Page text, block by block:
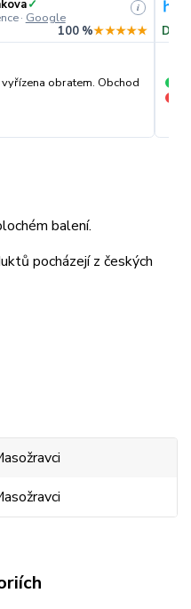
✓
· Google
i
100 %★★★★★
obratem. Obchod
balení.
pocházejí z českých